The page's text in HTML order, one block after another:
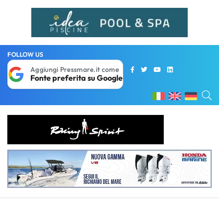
FOLLOW US
Aggiungi Pressmare.it come
Fonte preferita su Google